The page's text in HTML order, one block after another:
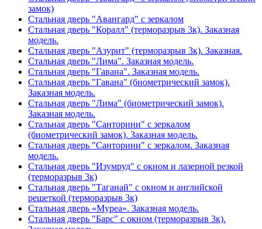
замок)
Стальная дверь "Авангард" с зеркалом
Стальная дверь "Коралл" (терморазрыв 3к). Заказная
модель.
Стальная дверь "Азурит" (терморазрыв 3к). Заказная.
Стальная дверь "Лима". Заказная модель.
Стальная дверь "Гавана". Заказная модель.
Стальная дверь "Гавана" (биометрический замок).
Заказная модель.
Стальная дверь "Лима" (биометрический замок).
Заказная модель.
Стальная дверь "Санторини" с зеркалом
(биометрический замок). Заказная модель.
Стальная дверь "Санторини" с зеркалом. Заказная
модель.
Стальная дверь "Изумруд" с окном и лазерной резкой
(терморазрыв 3к)
Стальная дверь "Таганай" с окном и английской
решеткой (терморазрыв 3к)
Стальная дверь «Муреа». Заказная модель.
Стальная дверь "Барс" с окном (терморазрыв 3к).